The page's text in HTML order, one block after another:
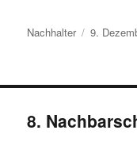
Autor
Nachhalter 9.
8.